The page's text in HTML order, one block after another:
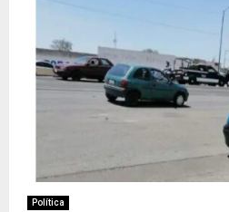
Política